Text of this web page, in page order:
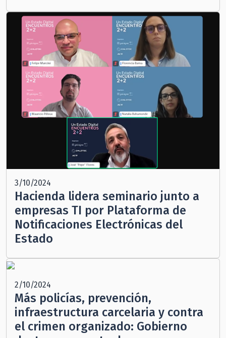
3/10/2024
Hacienda lidera seminario junto a
empresas TI por Plataforma de
Notificaciones Electrónicas del
Estado
2/10/2024
Más policías, prevención,
infraestructura carcelaria y contra
el crimen organizado: Gobierno